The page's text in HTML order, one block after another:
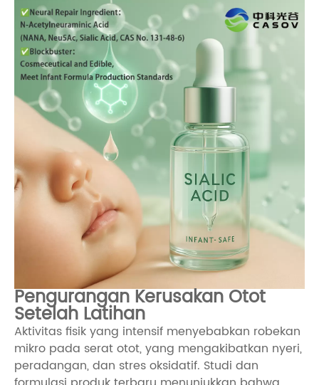
Pengurangan Kerusakan Otot
Setelah Latihan
Aktivitas fisik yang intensif menyebabkan robekan
mikro pada serat otot, yang mengakibatkan nyeri,
peradangan, dan stres oksidatif. Studi dan